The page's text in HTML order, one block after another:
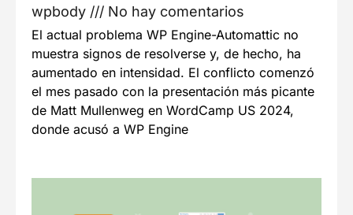
wpbody No hay comentarios
El actual problema WP Engine-Automattic no
muestra signos de resolverse y, de hecho, ha
aumentado en intensidad. El conflicto comenzó
el mes pasado con la presentación más picante
de Matt Mullenweg en WordCamp US 2024,
donde acusó a WP Engine